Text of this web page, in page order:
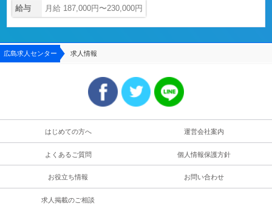
給与 月給 187,000円〜230,000円
広島求人センター 求人情報
はじめての方へ 運営会社案内
よくあるご質問 個人情報保護方針
お役立ち情報 お問い合わせ
求人掲載のご相談